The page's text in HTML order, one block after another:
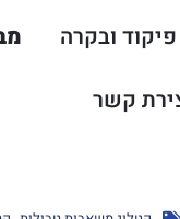
ובקרה
קשר